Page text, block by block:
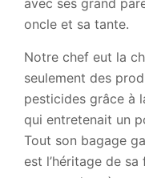
avec ses grand
oncle et sa tante.
Notre chef eut la
seulement des
pesticides grâce à
qui entretenait un
Tout son bagage
est l’héritage de